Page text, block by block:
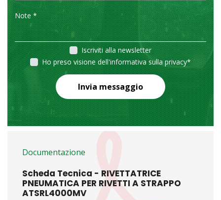
Iscriviti alla newsletter
Ho preso visione dell'informativa sulla privacy*
Invia messaggio
Documentazione
Scheda Tecnica - RIVETTATRICE
PNEUMATICA PER RIVETTI A STRAPPO
ATSRL4000MV